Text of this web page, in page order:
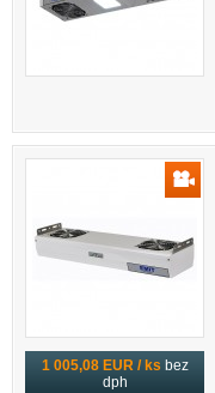
1 005,08 EUR / ks bez
dph